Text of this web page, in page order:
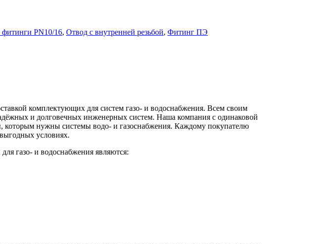
PN10/16, Отвод с внутренней резьбой, Фитинг ПЭ
комплектующих для систем газо- и водоснабжения. Всем своим
и долговечных инженерных систем. Наша компания с одинаковой
которым нужны системы водо- и газоснабжения. Каждому покупателю
условиях.
газо- и водоснабжения являются: